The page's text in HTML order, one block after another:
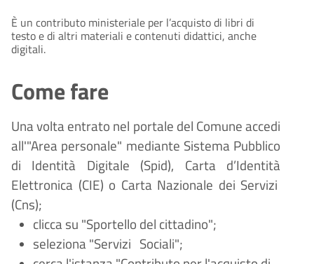
È un contributo ministeriale per l’acquisto di libri di
testo e di altri materiali e contenuti didattici, anche
digitali.
Come fare
Una volta entrato nel portale del Comune accedi
all'"Area personale" mediante Sistema Pubblico
di Identità Digitale (Spid), Carta d’Identità
Elettronica (CIE) o Carta Nazionale dei Servizi
(Cns);
clicca su "Sportello del cittadino";
seleziona "Servizi Sociali";